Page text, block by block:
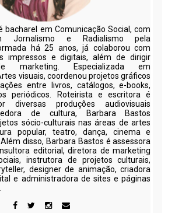
bacharel em Comunicação Social, com
Jornalismo e Radialismo pela
há 25 anos, já colaborou com
impressos e digitais, além de dirigir
marketing. Especializada em
visuais, coordenou projetos gráficos
entre livros, catálogos, e-books,
periódicos. Roteirista e escritora é
diversas produções audiovisuais
de cultura, Barbara Bastos
sócio-culturais nas áreas de artes
popular, teatro, dança, cinema e
disso, Barbara Bastos é assessora
editorial, diretora de marketing
instrutora de projetos culturais,
designer de animação, criadora
e administradora de sites e páginas